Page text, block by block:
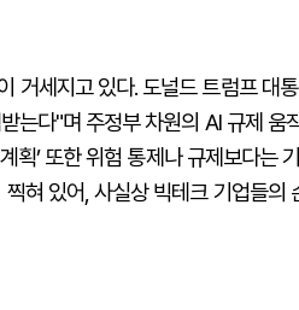
거세지고 있다. 도널드 트럼프 대
는다"며 주정부 차원의 AI 규제 움
획’ 또한 위험 통제나 규제보다는
혀 있어, 사실상 빅테크 기업들의